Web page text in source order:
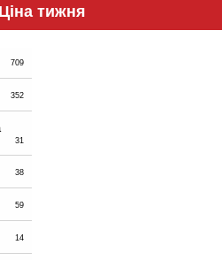
Ціна тижня
709
352
31
38
59
14